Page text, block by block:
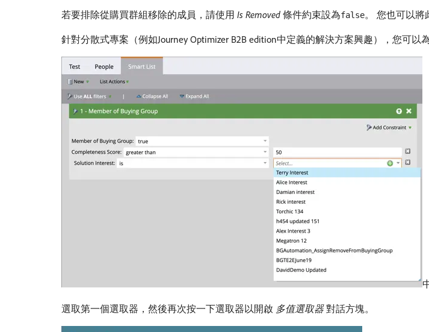
若要排除從購買群組移除的成員，請使用​ Is Removed ​條件約束設為false。 您也可以將
針對分散式專案（例如Journey Optimizer B2B edition中定義的解決方案興趣），您可以
選取第一個選取器，然後再次按一下選取器以開啟​ 多值選取器​對話方塊。